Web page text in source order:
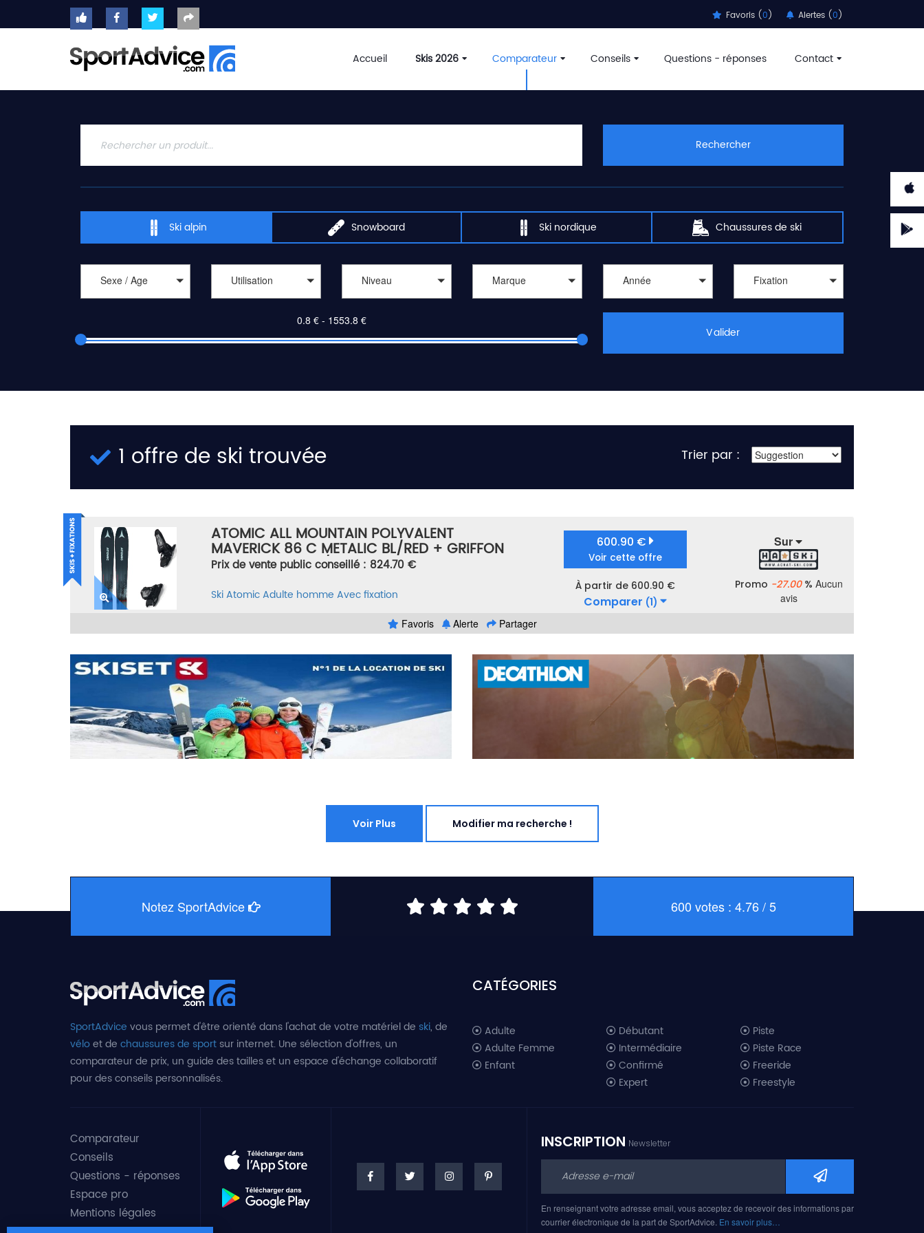
Favoris (0) Alertes (0)
Accueil Skis 2026 Comparateur Conseils Questions - réponses Contact
ACCUEIL
2020
CONSEILS
QUESTIONS
Rechercher
Ski alpin Snowboard Ski nordique Chaussures de ski
Sexe / Age Utilisation Niveau Marque Année Fixation
Valider
1 offre de ski trouvée Trier par :
ATOMIC ALL MOUNTAIN POLYVALENT
MAVERICK 86 C METALIC BL/RED + GRIFFON
13 ID BLACK BLEU/GRIS TAILLE 153
Prix de vente public conseillé : 824.70 €
SkiAtomicAdulte homme Avec fixation
600.90 €
Voir cette offre
À partir de 600.90 €
Comparer (1)
Sur
Promo -27.00% Aucun
avis
Favoris
Alerte Partager
Voir Plus Modifier ma recherche !
Notez SportAdvice 600 votes : 4.76 / 5
SportAdvice vous permet d'être orienté dans l'achat de votre matériel de ski, de
véloet de chaussures de sportsur internet. Une sélection d'offres, un
comparateur de prix, un guide des tailles et un espace d'échange collaboratif
pour des conseils personnalisés.
CATÉGORIES
Adulte
Adulte Femme
Enfant
Débutant
Intermédiaire
Confirmé
Expert
Piste
Piste Race
Freeride
Freestyle
Ski freeride 2019
Ski freestyle 2019
Ski AM 2019
Comparateur
Conseils
Questions - réponses
Espace pro
Mentions légales
INSCRIPTION Newsletter
En renseignant votre adresse email, vous acceptez de recevoir des informations par
courrier électronique de la part de SportAdvice. En savoir plus…